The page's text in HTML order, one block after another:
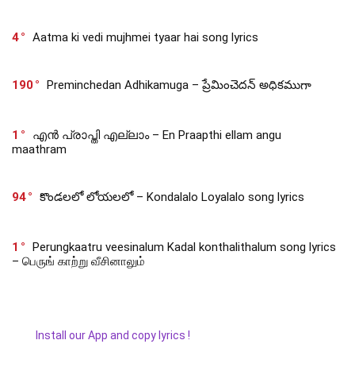
4 Aatma ki vedi mujhmei tyaar hai song lyrics
190 Preminchedan Adhikamuga – ప్రేమించెదన్ అధికముగా
1
എൻ പ്രാപ്തി എല്ലാം – En Praapthi ellam angu
maathram
94 కొండలలో లోయలలో – Kondalalo Loyalalo song lyrics
1
Perungkaatru veesinalum Kadal konthalithalum song lyrics
– பெருங் காற்று வீசினாலும்
Install our App and copy lyrics !